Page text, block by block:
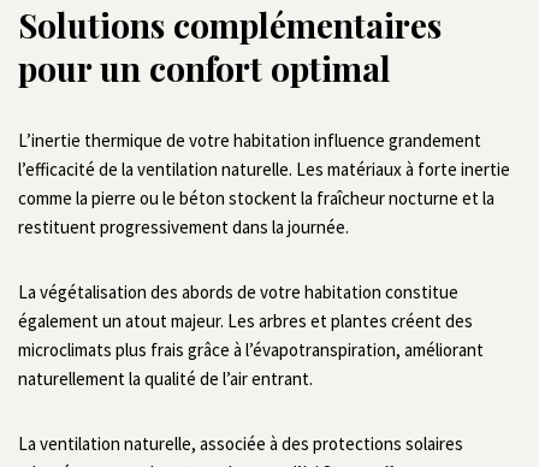
Solutions complémentaires
pour un confort optimal
L’inertie thermique de votre habitation influence grandement
l’efficacité de la ventilation naturelle. Les matériaux à forte inertie
comme la pierre ou le béton stockent la fraîcheur nocturne et la
restituent progressivement dans la journée.
La végétalisation des abords de votre habitation constitue
également un atout majeur. Les arbres et plantes créent des
microclimats plus frais grâce à l’évapotranspiration, améliorant
naturellement la qualité de l’air entrant.
La ventilation naturelle, associée à des protections solaires